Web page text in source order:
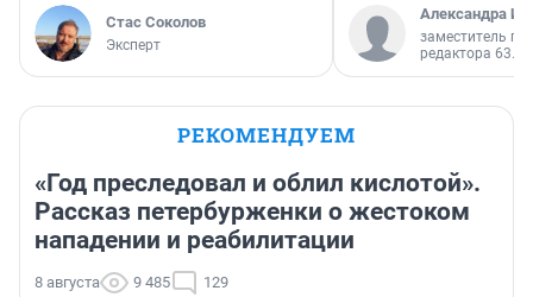
Стас Соколов
Эксперт
Александра
заместитель
редактора 63.RU
РЕКОМЕНДУЕМ
«Год преследовал и облил кислотой».
Рассказ петербурженки о жестоком
нападении и реабилитации
8 августа 9 485 129